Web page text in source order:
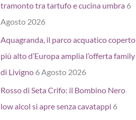
tramonto tra tartufo e cucina umbra 6
Agosto 2026
Aquagranda, il parco acquatico coperto
più alto d’Europa amplia l’offerta family
di Livigno 6 Agosto 2026
Rosso di Seta Crifo: il Bombino Nero
low alcol si apre senza cavatappi 6